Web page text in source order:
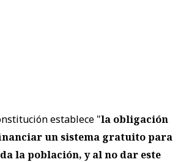
establece "la obligación
un sistema gratuito para
la población, y al no dar este